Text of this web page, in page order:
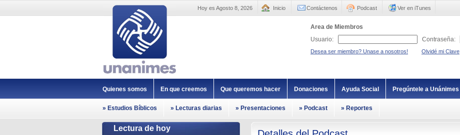
Hoy es Agosto 8, 2026 Inicio Contáctenos Podcast Ver en iTunes
Area de Miembros
Usuario:
Contraseña:
Desea ser miembro? Unase a nosotros! Olvidé mi Clave
Quienes somos En que creemos Que queremos hacer Donaciones Ayuda Social Pregúntele a Unánimes
» Estudios Bíblicos » Lecturas diarias » Presentaciones » Podcast » Reportes
Lectura de hoy